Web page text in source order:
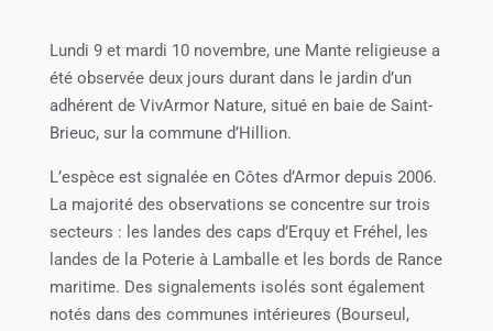
Lundi 9 et mardi 10 novembre, une Mante religieuse a
été observée deux jours durant dans le jardin d’un
adhérent de VivArmor Nature, situé en baie de Saint-
Brieuc, sur la commune d’Hillion.
L’espèce est signalée en Côtes d’Armor depuis 2006.
La majorité des observations se concentre sur trois
secteurs : les landes des caps d’Erquy et Fréhel, les
landes de la Poterie à Lamballe et les bords de Rance
maritime. Des signalements isolés sont également
notés dans des communes intérieures (Bourseul,